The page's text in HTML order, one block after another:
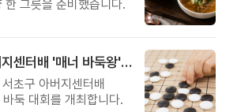
한 그릇을 준비했습니다.
제3회 서초구 아버지센터배 '매너 바둑왕' 대회
초구 아버지센터배
둑 대회를 개최합니다.